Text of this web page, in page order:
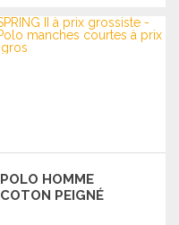
COMMANDER
Demander un devis
POLO HOMME
COTON PEIGNÉ